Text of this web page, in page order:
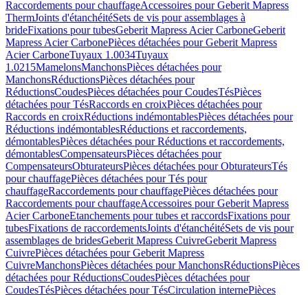
Raccordements pour chauffageAccessoires pour Geberit Mapress
ThermJoints d'étanchéitéSets de vis pour assemblages à
brideFixations pour tubesGeberit Mapress Acier CarboneGeberit
Mapress Acier CarbonePièces détachées pour Geberit Mapress
Acier CarboneTuyaux 1.0034Tuyaux
1.0215MamelonsManchonsPièces détachées pour
ManchonsRéductionsPièces détachées pour
RéductionsCoudesPièces détachées pour CoudesTésPièces
détachées pour TésRaccords en croixPièces détachées pour
Raccords en croixRéductions indémontablesPièces détachées pour
Réductions indémontablesRéductions et raccordements,
démontablesPièces détachées pour Réductions et raccordements,
démontablesCompensateursPièces détachées pour
CompensateursObturateursPièces détachées pour ObturateursTés
pour chauffagePièces détachées pour Tés pour
chauffageRaccordements pour chauffagePièces détachées pour
Raccordements pour chauffageAccessoires pour Geberit Mapress
Acier CarboneEtanchements pour tubes et raccordsFixations pour
tubesFixations de raccordementsJoints d'étanchéitéSets de vis pour
assemblages de bridesGeberit Mapress CuivreGeberit Mapress
CuivrePièces détachées pour Geberit Mapress
CuivreManchonsPièces détachées pour ManchonsRéductionsPièces
détachées pour RéductionsCoudesPièces détachées pour
CoudesTésPièces détachées pour TésCirculation internePièces